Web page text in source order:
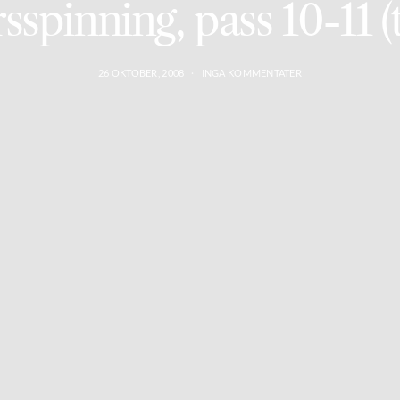
pass 10-11
26 OKTOBER, 2008 INGA KOMMENTATER